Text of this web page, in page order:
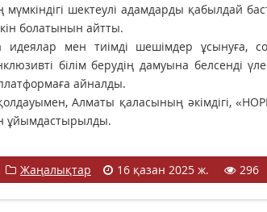
шектеулі адамдарды қабылдай
болатынын айтты.
идеялар мен тиімді шешімдер ұсынуға,
білім берудің дамуына белсенді
айналды.
Алматы қаласының әкімдігі,
ұйымдастырылды.
Жаңалықтар 16 қазан 2025 ж. 296